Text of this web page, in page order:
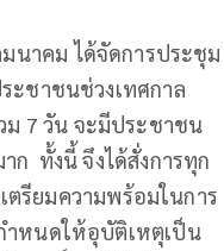
มนาคม ได้จัดการประชุม
ะชาชนช่วงเทศกาล
ม 7 วัน จะมีประชาชน
ก ทั้งนี้ จึงได้สั่งการทุก
ตรียมความพร้อมในการ
ำหนดให้อุบัติเหตุเป็น